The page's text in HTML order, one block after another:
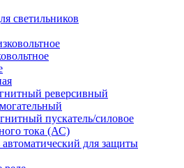
светильников
реверсивный
пускатель/силовое
тока (АС)
для защиты